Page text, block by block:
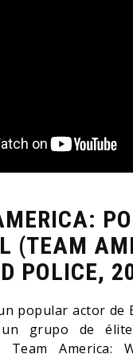
(TEAM
POLICE,
popular actor de
grupo de
Team America: